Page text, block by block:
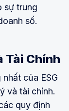
sự trung
số.
Tài Chính
của ESG
và tài chính.
quy định